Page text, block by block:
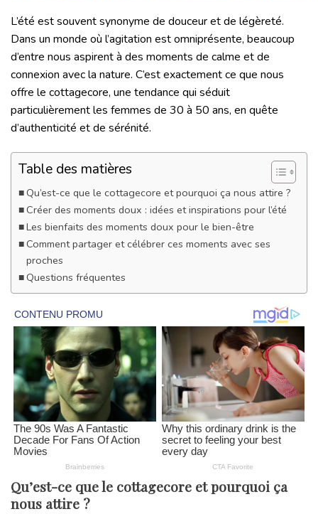
L’été est souvent synonyme de douceur et de légèreté.
Dans un monde où l’agitation est omniprésente, beaucoup
d’entre nous aspirent à des moments de calme et de
connexion avec la nature. C’est exactement ce que nous
offre le cottagecore, une tendance qui séduit
particulièrement les femmes de 30 à 50 ans, en quête
d’authenticité et de sérénité.
Table des matières
Qu’est-ce que le cottagecore et pourquoi ça nous attire ?
Créer des moments doux : idées et inspirations pour l’été
Les bienfaits des moments doux pour le bien-être
Comment partager et célébrer ces moments avec ses
proches
Questions fréquentes
Qu’est-ce que le cottagecore et pourquoi ça
nous attire ?